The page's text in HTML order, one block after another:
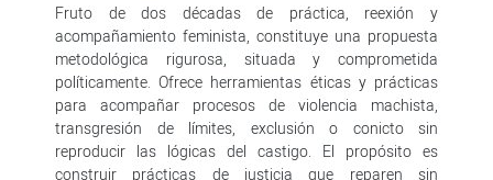
Fruto de dos décadas de práctica, reexión y
acompañamiento feminista, constituye una propuesta
metodológica rigurosa, situada y comprometida
políticamente. Ofrece herramientas éticas y prácticas
para acompañar procesos de violencia machista,
transgresión de límites, exclusión o conicto sin
reproducir las lógicas del castigo. El propósito es
construir prácticas de justicia que reparen sin